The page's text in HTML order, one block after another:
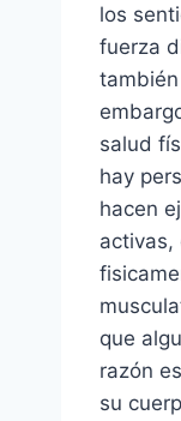
los
fuerza
salud
hay
hacen
activas,
que
razón
su